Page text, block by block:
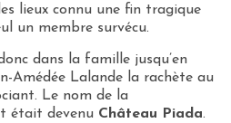
lieux connu une fin tragique
un membre survécu.
dans la famille jusqu’en
Amédée Lalande la rachète au
Le nom de la
était devenu Château Piada.